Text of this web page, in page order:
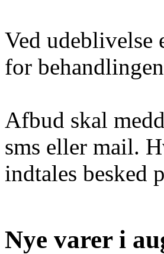
Ved udeblivelse
for
Afbud skal
sms eller mail.
indtales besked
Nye varer i